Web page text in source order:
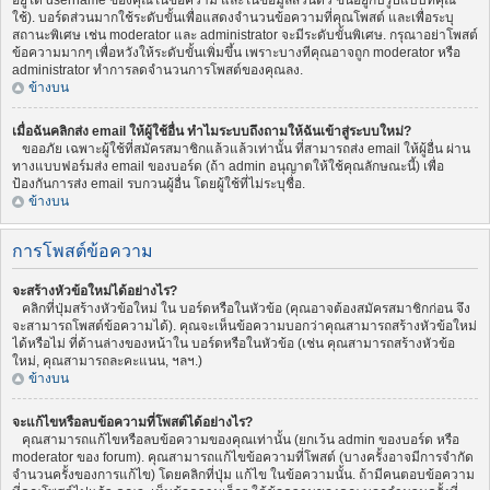
ใช้). บอร์ดส่วนมากใช้ระดับขั้นเพื่อแสดงจำนวนข้อความที่คุณโพสต์ และเพื่อระบุ
สถานะพิเศษ เช่น moderator และ administrator จะมีระดับขั้นพิเศษ. กรุณาอย่าโพสต์
ข้อความมากๆ เพื่อหวังให้ระดับขั้นเพิ่มขึ้น เพราะบางทีคุณอาจถูก moderator หรือ
administrator ทำการลดจำนวนการโพสต์ของคุณลง.
ข้างบน
เมื่อฉันคลิกส่ง email ให้ผู้ใช้อื่น ทำไมระบบถึงถามให้ฉันเข้าสู่ระบบใหม่?
ขออภัย เฉพาะผู้ใช้ที่สมัครสมาชิกแล้วแล้วเท่านั้น ที่สามารถส่ง email ให้ผู้อื่น ผ่าน
ทางแบบฟอร์มส่ง email ของบอร์ด (ถ้า admin อนุญาตให้ใช้คุณลักษณะนี้) เพื่อ
ป้องกันการส่ง email รบกวนผู้อื่น โดยผู้ใช้ที่ไม่ระบุชื่อ.
ข้างบน
การโพสต์ข้อความ
จะสร้างหัวข้อใหม่ได้อย่างไร?
คลิกที่ปุ่มสร้างหัวข้อใหม่ ใน บอร์ดหรือในหัวข้อ (คุณอาจต้องสมัครสมาชิกก่อน จึง
จะสามารถโพสต์ข้อความได้). คุณจะเห็นข้อความบอกว่าคุณสามารถสร้างหัวข้อใหม่
ได้หรือไม่ ที่ด้านล่างของหน้าใน บอร์ดหรือในหัวข้อ (เช่น คุณสามารถสร้างหัวข้อ
ใหม่, คุณสามารถละคะแนน, ฯลฯ.)
ข้างบน
จะแก้ไขหรือลบข้อความที่โพสต์ได้อย่างไร?
คุณสามารถแก้ไขหรือลบข้อความของคุณเท่านั้น (ยกเว้น admin ของบอร์ด หรือ
moderator ของ forum). คุณสามารถแก้ไขข้อความที่โพสต์ (บางครั้งอาจมีการจำกัด
จำนวนครั้งของการแก้ไข) โดยคลิกที่ปุ่ม แก้ไข ในข้อความนั้น. ถ้ามีคนตอบข้อความ